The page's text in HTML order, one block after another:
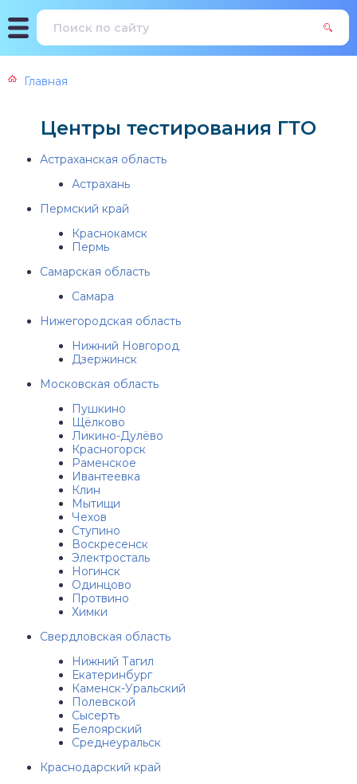
Главная
Центры тестирования ГТО
Астраханская область
Астрахань
Пермский край
Краснокамск
Пермь
Самарская область
Самара
Нижегородская область
Нижний Новгород
Дзержинск
Московская область
Пушкино
Щёлково
Ликино-Дулёво
Красногорск
Раменское
Ивантеевка
Клин
Мытищи
Чехов
Ступино
Воскресенск
Электросталь
Ногинск
Одинцово
Протвино
Химки
Свердловская область
Нижний Тагил
Екатеринбург
Каменск-Уральский
Полевской
Сысерть
Белоярский
Среднеуральск
Краснодарский край